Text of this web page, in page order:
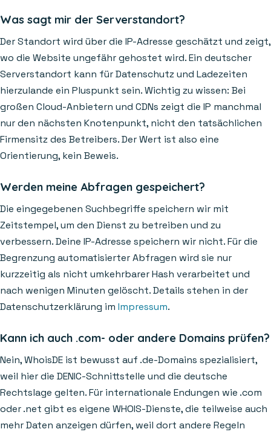
Was sagt mir der Serverstandort?
Der Standort wird über die IP-Adresse geschätzt und zeigt,
wo die Website ungefähr gehostet wird. Ein deutscher
Serverstandort kann für Datenschutz und Ladezeiten
hierzulande ein Pluspunkt sein. Wichtig zu wissen: Bei
großen Cloud-Anbietern und CDNs zeigt die IP manchmal
nur den nächsten Knotenpunkt, nicht den tatsächlichen
Firmensitz des Betreibers. Der Wert ist also eine
Orientierung, kein Beweis.
Werden meine Abfragen gespeichert?
Die eingegebenen Suchbegriffe speichern wir mit
Zeitstempel, um den Dienst zu betreiben und zu
verbessern. Deine IP-Adresse speichern wir nicht. Für die
Begrenzung automatisierter Abfragen wird sie nur
kurzzeitig als nicht umkehrbarer Hash verarbeitet und
nach wenigen Minuten gelöscht. Details stehen in der
Datenschutzerklärung im Impressum.
Kann ich auch .com- oder andere Domains prüfen?
Nein, WhoisDE ist bewusst auf .de-Domains spezialisiert,
weil hier die DENIC-Schnittstelle und die deutsche
Rechtslage gelten. Für internationale Endungen wie .com
oder .net gibt es eigene WHOIS-Dienste, die teilweise auch
mehr Daten anzeigen dürfen, weil dort andere Regeln